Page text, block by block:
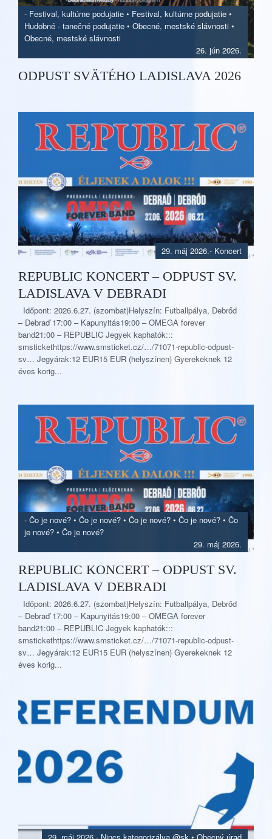
- Festival, kultúrne podujatie • Festival, kultúrne podujatie •
Hudobné - tanečné podujatie • Obecné, mestské slávnosti •
Obecné, mestské slávnosti
26. jún 2026.
ODPUST SVÄTÉHO LADISLAVA 2026
- Koncert
29. máj 2026.
REPUBLIC KONCERT – ODPUST SV.
LADISLAVA V DEBRADI
Időpont: 2026.6.27. (szombat)Helyszín: Futballpálya, Debrőd
– Debraď 17:00 – Kapunyitás19:00 – OMEGA forever
band21:00 – REPUBLIC Jegyek kaphatók:::
smstickethttps://www.smsticket.cz/…/71071-republic-odpust-
sv… Jegyárak:12 EUR15 EUR (helyszínen) Gyerekeknek 12
éves korig...
- Čo je nové? • Čo je nové? • Čo je nové? • Čo je nové? • Čo
je nové? • Čo je nové?
29. máj 2026.
REPUBLIC KONCERT – ODPUST SV.
LADISLAVA V DEBRADI
Időpont: 2026.6.27. (szombat)Helyszín: Futballpálya, Debrőd
– Debraď 17:00 – Kapunyitás19:00 – OMEGA forever
band21:00 – REPUBLIC Jegyek kaphatók:::
smstickethttps://www.smsticket.cz/…/71071-republic-odpust-
sv… Jegyárak:12 EUR15 EUR (helyszínen) Gyerekeknek 12
éves korig...